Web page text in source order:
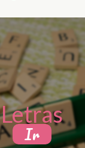
Letras
Ir